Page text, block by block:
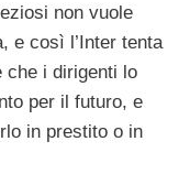
non vuole
e così l’Inter tenta
che i dirigenti lo
per il futuro, e
in prestito o in